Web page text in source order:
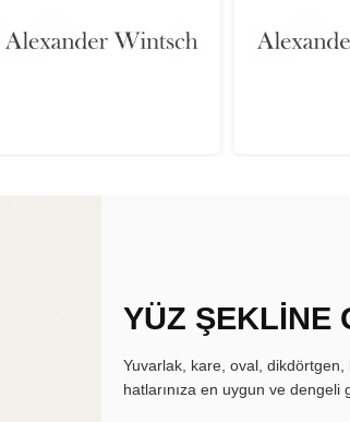
YÜZ ŞEKLİNE
Yuvarlak, kare, oval,
hatlarınıza en uygun ve dengeli